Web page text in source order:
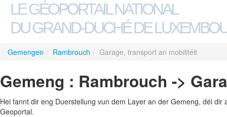
LE GÉOPORTAIL NATIONAL
DU GRAND-DUCHÉ DE
Gemengen / Rambrouch / Garage, transport an mobilitéit
Gemeng : Rambrouch ->
Hei fannt dir eng Duerstellung vun dem Layer an der Gemeng, déi
Geoportal.